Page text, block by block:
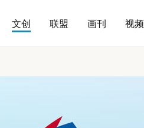
文创 联盟 画刊 视频